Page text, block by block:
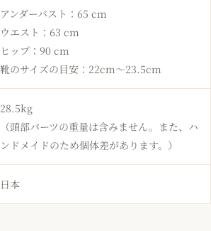
アンダーバスト：65 cm
ウエスト：63 cm
ヒップ：90 cm
靴のサイズの目安：22cm〜23.5cm
28.5kg
（頭部パーツの重量は含みません。また、ハ
ンドメイドのため個体差があります。）
日本